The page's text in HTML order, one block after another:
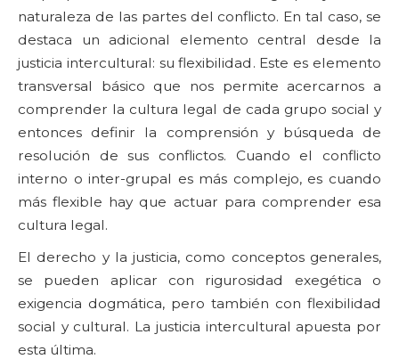
naturaleza de las partes del conflicto. En tal caso, se
destaca un adicional elemento central desde la
justicia intercultural: su flexibilidad. Este es elemento
transversal básico que nos permite acercarnos a
comprender la cultura legal de cada grupo social y
entonces definir la comprensión y búsqueda de
resolución de sus conflictos. Cuando el conflicto
interno o inter-grupal es más complejo, es cuando
más flexible hay que actuar para comprender esa
cultura legal.
El derecho y la justicia, como conceptos generales,
se pueden aplicar con rigurosidad exegética o
exigencia dogmática, pero también con flexibilidad
social y cultural. La justicia intercultural apuesta por
esta última.